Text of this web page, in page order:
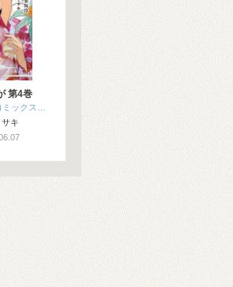
第4巻
ックス…
キ